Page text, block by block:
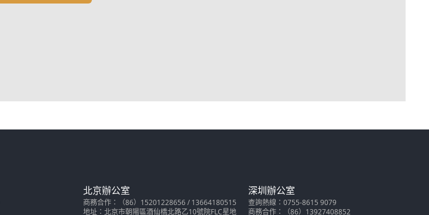
北京辦公室
商務合作：（86）15201228656 / 13664180515
地址：北京市朝陽區酒仙橋北路乙10號院FLC星地
深圳辦公室
查詢熱線：0755-8615 9079
商務合作：（86）13927408852